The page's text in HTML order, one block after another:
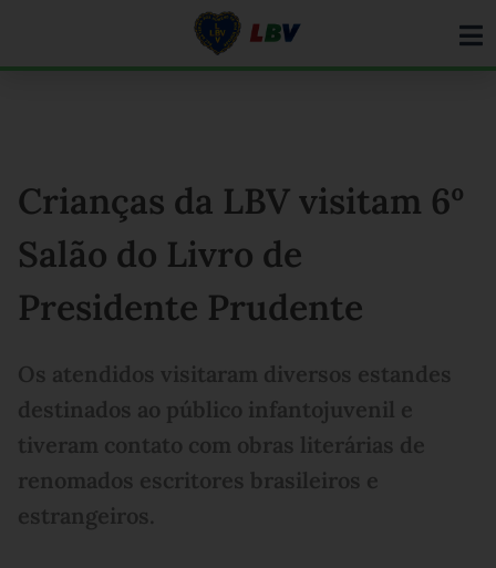
Crianças da LBV visitam 6º
Salão do Livro de
Presidente Prudente
Os atendidos visitaram diversos estandes
destinados ao público infantojuvenil e
tiveram contato com obras literárias de
renomados escritores brasileiros e
estrangeiros.